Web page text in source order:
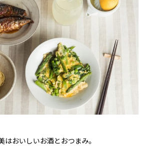
はおいしいお酒とおつまみ。